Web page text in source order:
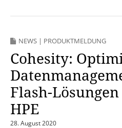
NEWS | PRODUKTMELDUNG
Cohesity:
Flash-
HPE
28. August 2020